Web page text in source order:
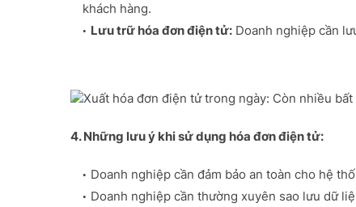
khách hàng.
Lưu trữ hóa đơn điện tử: Doanh nghiệp cần
4. Những lưu ý khi sử dụng hóa đơn điện tử:
Doanh nghiệp cần đảm bảo an toàn cho hệ
Doanh nghiệp cần thường xuyên sao lưu dữ